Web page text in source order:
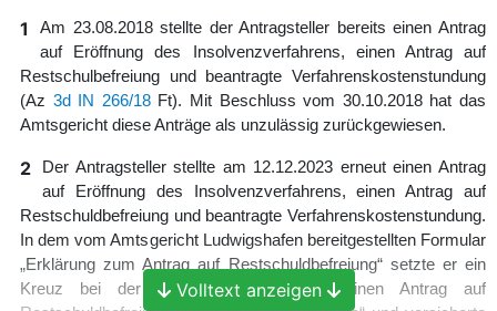
1
Am 23.08.2018 stellte der Antragsteller bereits einen Antrag
auf Eröffnung des Insolvenzverfahrens, einen Antrag auf
Restschulbefreiung und beantragte Verfahrenskostenstundung
(Az 3d IN 266/18Ft). Mit Beschluss vom 30.10.2018 hat das
Amtsgericht diese Anträge als unzulässig zurückgewiesen.
2
Der Antragsteller stellte am 12.12.2023 erneut einen Antrag
auf Eröffnung des Insolvenzverfahrens, einen Antrag auf
Restschuldbefreiung und beantragte Verfahrenskostenstundung.
In dem vom Amtsgericht Ludwigshafen bereitgestellten Formular
„Erklärung zum Antrag auf Restschuldbefreiung“ setzte er ein
Kreuz bei der Erklärung, „dass ich einen Antrag auf
Volltext anzeigen